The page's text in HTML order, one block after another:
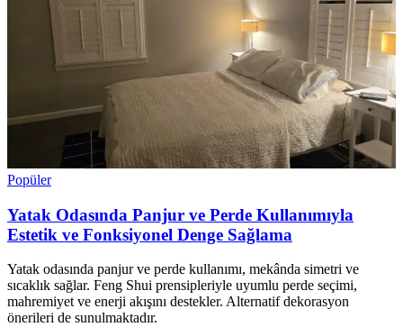
Popüler
Yatak Odasında Panjur ve Perde Kullanımıyla
Estetik ve Fonksiyonel Denge Sağlama
Yatak odasında panjur ve perde kullanımı, mekânda simetri ve
sıcaklık sağlar. Feng Shui prensipleriyle uyumlu perde seçimi,
mahremiyet ve enerji akışını destekler. Alternatif dekorasyon
önerileri de sunulmaktadır.